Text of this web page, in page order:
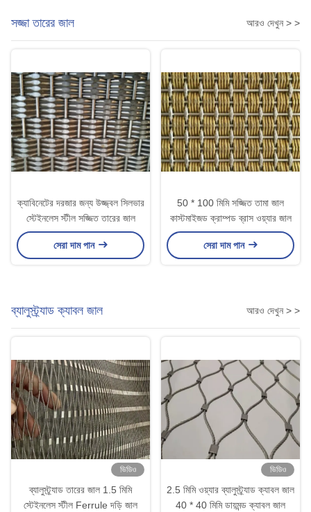
সজ্জা তারের জাল আরও দেখুন > >
ক্যাবিনেটের দরজার জন্য উজ্জ্বল সিলভার
স্টেইনলেস স্টীল সজ্জিত তারের জাল
সেরা দাম পান
50 * 100 মিমি সজ্জিত তামা জাল
কাস্টমাইজড ক্রাম্পড ব্রাস ওয়্যার জাল
সেরা দাম পান
ব্যালুস্ট্র্যাড ক্যাবল জাল আরও দেখুন > >
ভিডিও
ব্যালুস্ট্র্যাড তারের জাল 1.5 মিমি
স্টেইনলেস স্টীল Ferrule দড়ি জাল
ভিডিও
2.5 মিমি ওয়্যার ব্যালুস্ট্র্যাড ক্যাবল জাল
40 * 40 মিমি ডায়মন্ড ক্যাবল জাল